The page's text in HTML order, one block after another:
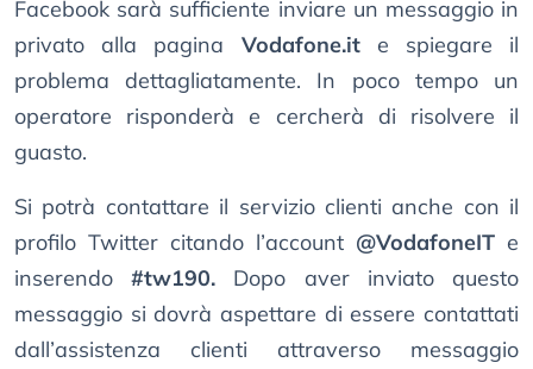
Facebook sarà sufficiente inviare un messaggio in
privato alla pagina Vodafone.ite spiegare il
problema dettagliatamente. In poco tempo un
operatore risponderà e cercherà di risolvere il
guasto.
Si potrà contattare il servizio clienti anche con il
profilo Twitter citando l’account @VodafoneIT e
inserendo#tw190. Dopo aver inviato questo
messaggio si dovrà aspettare di essere contattati
dall’assistenza clienti attraverso messaggio